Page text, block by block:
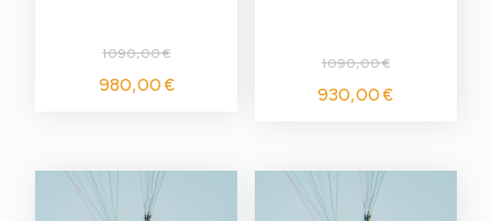
1090,00€
Le
prix
1090,00 €.
980,00€Le
980,00 €.
1090,00€
Le
prix
était :
1090,00 €.
930,00€Le
est :